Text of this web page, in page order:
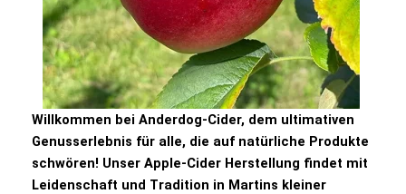
Willkommen bei Anderdog-Cider, dem ultimativen
Genusserlebnis für alle, die auf natürliche Produkte
schwören! Unser Apple-Cider Herstellung findet mit
Leidenschaft und Tradition in Martins kleiner